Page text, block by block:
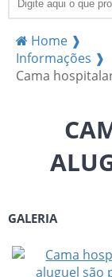
Home ❱
Informações ❱
Cama
GALERIA